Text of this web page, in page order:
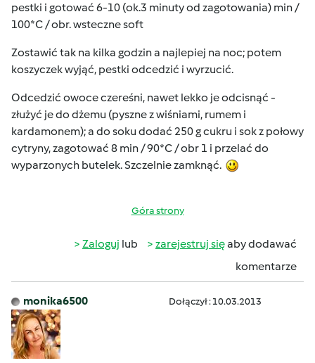
pestki i gotować 6-10 (ok.3 minuty od zagotowania) min /
100*C / obr. wsteczne soft
Zostawić tak na kilka godzin a najlepiej na noc; potem
koszyczek wyjąć, pestki odcedzić i wyrzucić.
Odcedzić owoce czereśni, nawet lekko je odcisnąć -
złużyć je do dżemu (pyszne z wiśniami, rumem i
kardamonem); a do soku dodać 250 g cukru i sok z połowy
cytryny, zagotować 8 min / 90*C / obr 1 i przelać do
wyparzonych butelek. Szczelnie zamknąć.
Góra strony
Zaloguj lub zarejestruj sięaby dodawać
komentarze
monika6500 Dołączył : 10.03.2013